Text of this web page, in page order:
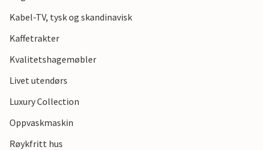
Kabel-TV, tysk og skandinavisk
Kaffetrakter
Kvalitetshagemøbler
Livet utendørs
Luxury Collection
Oppvaskmaskin
Røykfritt hus